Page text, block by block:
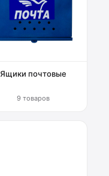
Ящики почтовые
9 товаров